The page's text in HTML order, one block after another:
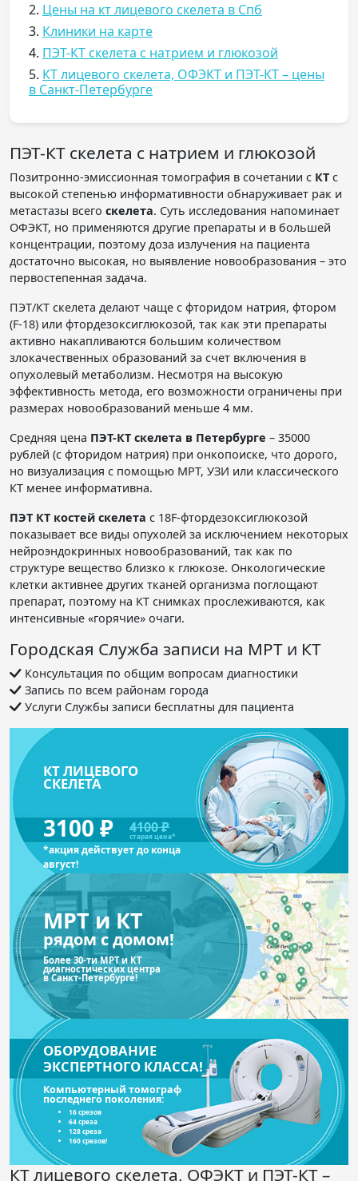
2. Цены на кт лицевого скелета в Спб
3. Клиники на карте
4. ПЭТ-КТ скелета с натрием и глюкозой
5. КТ лицевого скелета, ОФЭКТ и ПЭТ-КТ – цены
в Санкт-Петербурге
ПЭТ-КТ скелета с натрием и глюкозой
Позитронно-эмиссионная томография в сочетании с КТ с
высокой степенью информативности обнаруживает рак и
метастазы всего скелета. Суть исследования напоминает
ОФЭКТ, но применяются другие препараты и в большей
концентрации, поэтому доза излучения на пациента
достаточно высокая, но выявление новообразования – это
первостепенная задача.
ПЭТ/КТ скелета делают чаще с фторидом натрия, фтором
(F-18) или фтордезоксиглюкозой, так как эти препараты
активно накапливаются большим количеством
злокачественных образований за счет включения в
опухолевый метаболизм. Несмотря на высокую
эффективность метода, его возможности ограничены при
размерах новообразований меньше 4 мм.
Средняя цена ПЭТ-КТ скелета в Петербурге – 35000
рублей (с фторидом натрия) при онкопоиске, что дорого,
но визуализация с помощью МРТ, УЗИ или классического
КТ менее информативна.
ПЭТ КТ костей скелета с 18F-фтордезоксиглюкозой
показывает все виды опухолей за исключением некоторых
нейроэндокринных новообразований, так как по
структуре вещество близко к глюкозе. Онкологические
клетки активнее других тканей организма поглощают
препарат, поэтому на КТ снимках прослеживаются, как
интенсивные «горячие» очаги.
Городская Служба записи на МРТ и КТ
Консультация по общим вопросам диагностики
Запись по всем районам города
Услуги Службы записи бесплатны для пациента
КТ ЛИЦЕВОГО
СКЕЛЕТА
3100 ₽ 4100 ₽
старая цена*
*акция действует до конца
август!
МРТ и КТ
рядом с домом!
Более 30-ти МРТ и КТ
диагностических центра
в Санкт-Петербурге!
ОБОРУДОВАНИЕ
ЭКСПЕРТНОГО КЛАССА!
Компьютерный томограф
последнего поколения:
16 срезов
64 среза
128 среза
160 срезов!
КТ лицевого скелета, ОФЭКТ и ПЭТ-КТ –